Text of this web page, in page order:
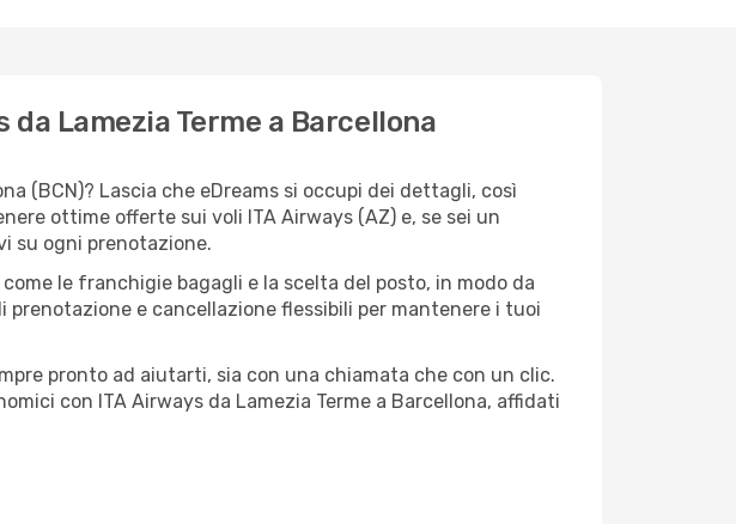
Lamezia Terme a Barcellona
(BCN)? Lascia che eDreams si occupi dei dettagli, così
ottime offerte sui voli ITA Airways (AZ) e, se sei un
su ogni prenotazione.
le franchigie bagagli e la scelta del posto, in modo da
prenotazione e cancellazione flessibili per mantenere i tuoi
pronto ad aiutarti, sia con una chiamata che con un clic.
con ITA Airways da Lamezia Terme a Barcellona, affidati